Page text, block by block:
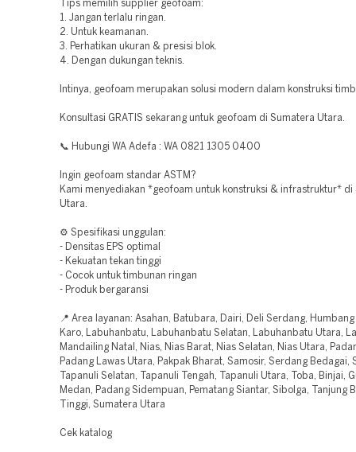
Tips memilih supplier geofoam:
1. Jangan terlalu ringan.
2. Untuk keamanan.
3. Perhatikan ukuran & presisi blok.
4. Dengan dukungan teknis.
Intinya, geofoam merupakan solusi modern dalam konstruksi
Konsultasi GRATIS sekarang untuk geofoam di Sumatera Utara.
📞 Hubungi WA Adefa : WA 0821 1305 0400
Ingin geofoam standar ASTM?
Kami menyediakan *geofoam untuk konstruksi & infrastruktur* di
Utara.
⚙️ Spesifikasi unggulan:
- Densitas EPS optimal
- Kekuatan tekan tinggi
- Cocok untuk timbunan ringan
- Produk bergaransi
📍 Area layanan: Asahan, Batubara, Dairi, Deli Serdang,
Karo, Labuhanbatu, Labuhanbatu Selatan, Labuhanbatu Utara,
Mandailing Natal, Nias, Nias Barat, Nias Selatan, Nias Utara,
Padang Lawas Utara, Pakpak Bharat, Samosir, Serdang Bedagai,
Tapanuli Selatan, Tapanuli Tengah, Tapanuli Utara, Toba, Binjai,
Medan, Padang Sidempuan, Pematang Siantar, Sibolga, Tanjung
Tinggi, Sumatera Utara
Cek katalog